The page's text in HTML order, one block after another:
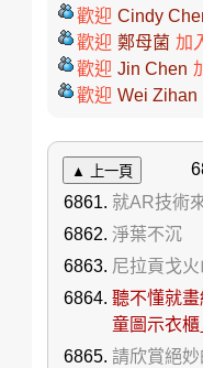
歡迎 Cindy
歡迎 鄭母菌 加
歡迎 Jin Chen
歡迎 Wei Zihan
▲ 上一頁
就AR技術
淨葉不沉
尼拉貢戈
聽不懂就
童圖示衣櫃
請欣賞絕